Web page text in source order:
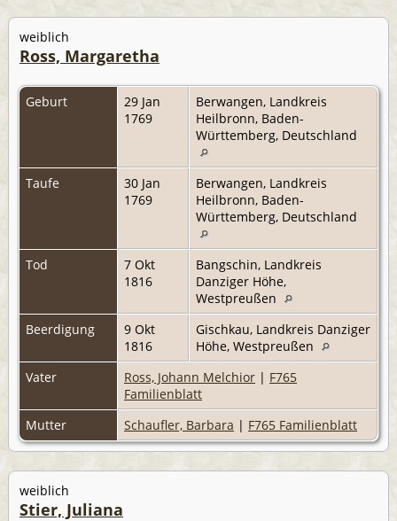
weiblich
Ross, Margaretha
Geburt
29 Jan
1769
Berwangen, Landkreis
Heilbronn, Baden-
Württemberg, Deutschland
Taufe
30 Jan
1769
Berwangen, Landkreis
Heilbronn, Baden-
Württemberg, Deutschland
Tod
7 Okt
1816
Bangschin, Landkreis
Danziger Höhe,
Westpreußen
Beerdigung
9 Okt
1816
Gischkau, Landkreis Danziger
Höhe, Westpreußen
Vater
Ross, Johann Melchior | F765
Familienblatt
Mutter
Schaufler, Barbara | F765 Familienblatt
weiblich
Stier, Juliana